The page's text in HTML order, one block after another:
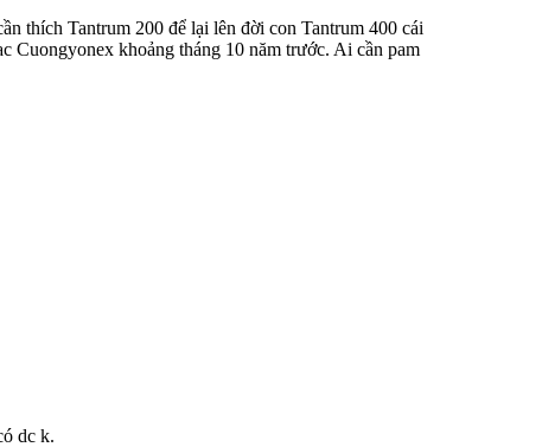
thích Tantrum 200 để lại lên đời con Tantrum 400 cái
Cuongyonex khoảng tháng 10 năm trước. Ai cần pam
dc k.